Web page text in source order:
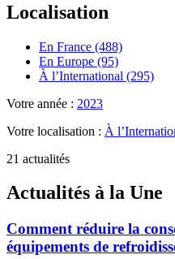
Localisation
En France (488)
En Europe (95)
À l’International (295)
Votre année : 2023
Votre localisation : À
21 actualités
Actualités à la Une
Comment réduire la
équipements de